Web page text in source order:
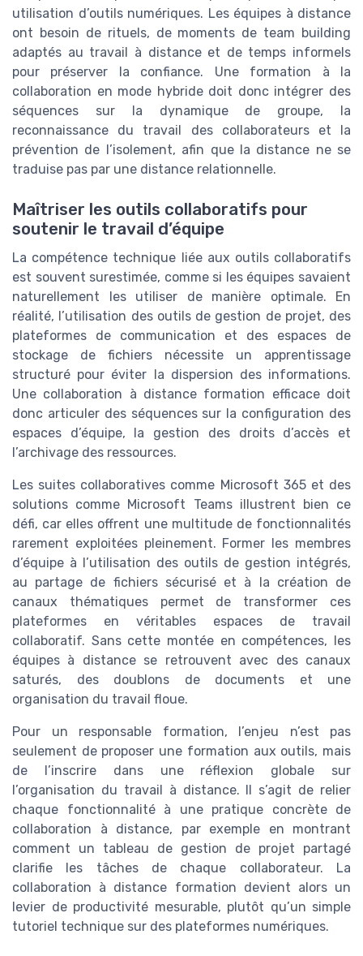
utilisation d’outils numériques. Les équipes à distance
ont besoin de rituels, de moments de team building
adaptés au travail à distance et de temps informels
pour préserver la confiance. Une formation à la
collaboration en mode hybride doit donc intégrer des
séquences sur la dynamique de groupe, la
reconnaissance du travail des collaborateurs et la
prévention de l’isolement, afin que la distance ne se
traduise pas par une distance relationnelle.
Maîtriser les outils collaboratifs pour
soutenir le travail d’équipe
La compétence technique liée aux outils collaboratifs
est souvent surestimée, comme si les équipes savaient
naturellement les utiliser de manière optimale. En
réalité, l’utilisation des outils de gestion de projet, des
plateformes de communication et des espaces de
stockage de fichiers nécessite un apprentissage
structuré pour éviter la dispersion des informations.
Une collaboration à distance formation efficace doit
donc articuler des séquences sur la configuration des
espaces d’équipe, la gestion des droits d’accès et
l’archivage des ressources.
Les suites collaboratives comme Microsoft 365 et des
solutions comme Microsoft Teams illustrent bien ce
défi, car elles offrent une multitude de fonctionnalités
rarement exploitées pleinement. Former les membres
d’équipe à l’utilisation des outils de gestion intégrés,
au partage de fichiers sécurisé et à la création de
canaux thématiques permet de transformer ces
plateformes en véritables espaces de travail
collaboratif. Sans cette montée en compétences, les
équipes à distance se retrouvent avec des canaux
saturés, des doublons de documents et une
organisation du travail floue.
Pour un responsable formation, l’enjeu n’est pas
seulement de proposer une formation aux outils, mais
de l’inscrire dans une réflexion globale sur
l’organisation du travail à distance. Il s’agit de relier
chaque fonctionnalité à une pratique concrète de
collaboration à distance, par exemple en montrant
comment un tableau de gestion de projet partagé
clarifie les tâches de chaque collaborateur. La
collaboration à distance formation devient alors un
levier de productivité mesurable, plutôt qu’un simple
tutoriel technique sur des plateformes numériques.